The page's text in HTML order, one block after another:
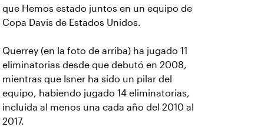
que Hemos estado juntos en un equipo de
Copa Davis de Estados Unidos.
Querrey (en la foto de arriba) ha jugado 11
eliminatorias desde que debutó en 2008,
mientras que Isner ha sido un pilar del
equipo, habiendo jugado 14 eliminatorias,
incluida al menos una cada año del 2010 al
2017.